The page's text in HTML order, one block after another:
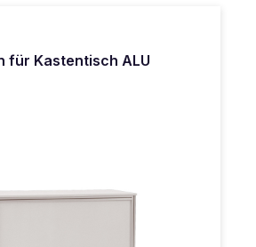
für Kastentisch ALU